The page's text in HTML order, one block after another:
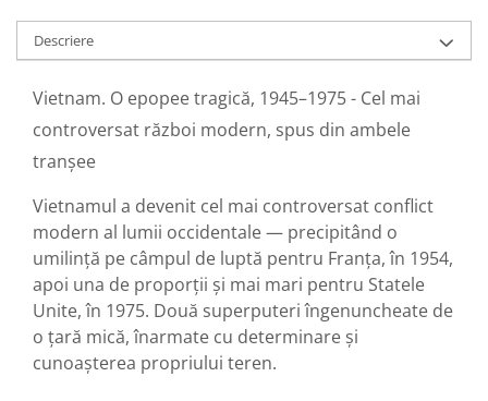
Descriere
Vietnam. O epopee tragică, 1945–1975 - Cel mai
controversat război modern, spus din ambele
tranșee
Vietnamul a devenit cel mai controversat conflict
modern al lumii occidentale — precipitând o
umilință pe câmpul de luptă pentru Franța, în 1954,
apoi una de proporții și mai mari pentru Statele
Unite, în 1975. Două superputeri îngenuncheate de
o țară mică, înarmate cu determinare și
cunoașterea propriului teren.